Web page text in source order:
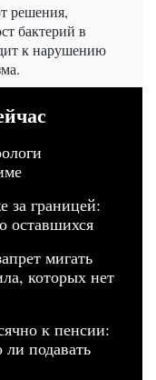
решения,
бактерий в
к нарушению
за границей:
оставшихся
мигать
которых нет
к пенсии:
подавать